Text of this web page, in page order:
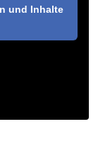
und Inhalte